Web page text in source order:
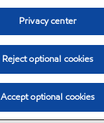
Privacy center
Reject optional cookies
Accept optional cookies